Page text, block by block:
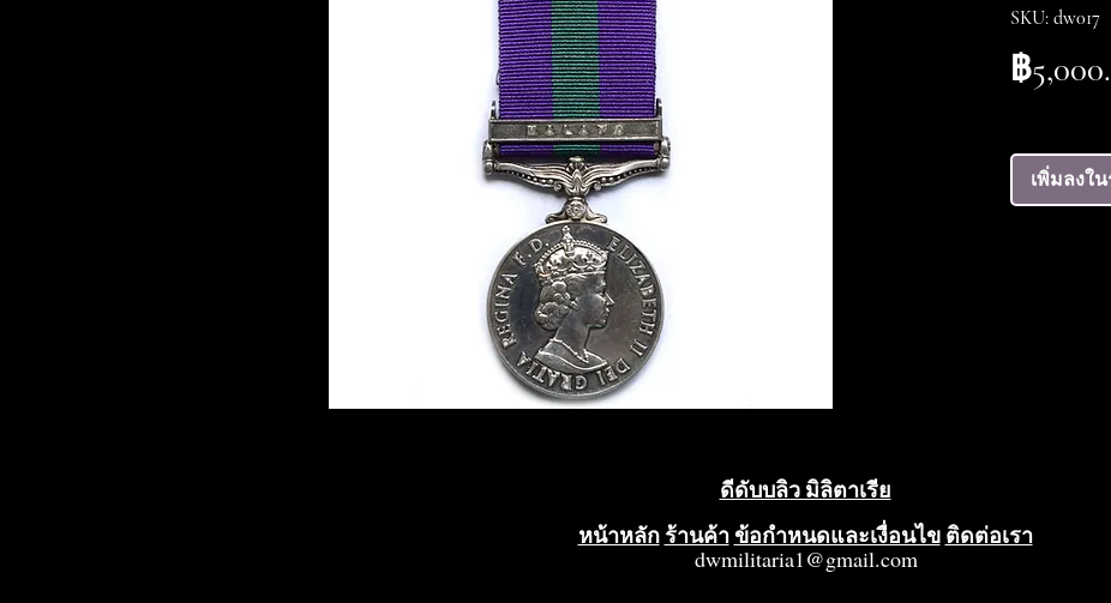
SKU: dw017
฿
เพิ่มลงใ
ดีดับบลิว มิลิตาเรีย
หน้าหลัก ร้านค้า ข้อกำหนดและเงื่อนไข ติดต่อเรา
dwmilitaria1@gmail.com